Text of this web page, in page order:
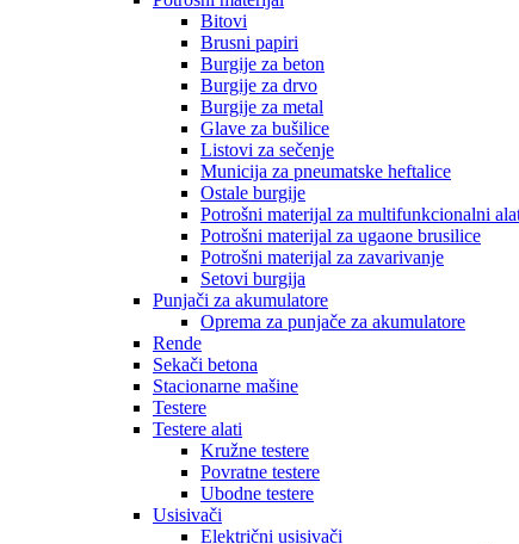
Bitovi
Brusni papiri
Burgije za beton
Burgije za drvo
Burgije za metal
Glave za bušilice
Listovi za sečenje
Municija za pneumatske heftalice
Ostale burgije
Potrošni materijal za multifunkcionalni
Potrošni materijal za ugaone brusilice
Potrošni materijal za zavarivanje
Setovi burgija
Punjači za akumulatore
Oprema za punjače za akumulatore
Rende
Sekači betona
Stacionarne mašine
Testere
Testere alati
Kružne testere
Povratne testere
Ubodne testere
Usisivači
Električni usisivači